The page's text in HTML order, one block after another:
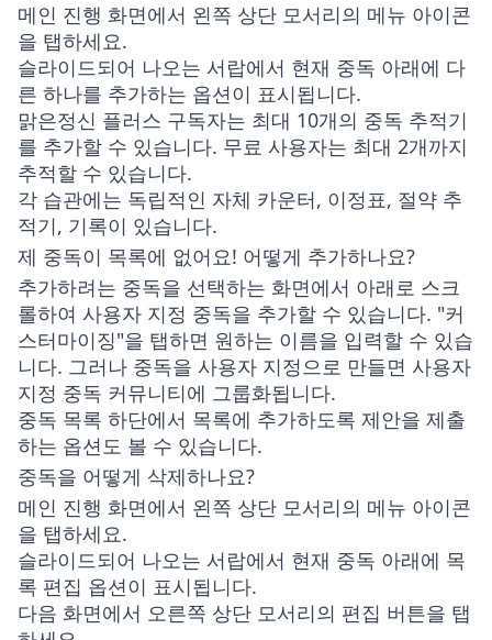
메인 진행 화면에서 왼쪽 상단 모서리의 메뉴 아이콘
을 탭하세요.
슬라이드되어 나오는 서랍에서 현재 중독 아래에 다
른 하나를 추가하는 옵션이 표시됩니다.
맑은정신 플러스 구독자는 최대 10개의 중독 추적기
를 추가할 수 있습니다. 무료 사용자는 최대 2개까지
추적할 수 있습니다.
각 습관에는 독립적인 자체 카운터, 이정표, 절약 추
적기, 기록이 있습니다.
제 중독이 목록에 없어요! 어떻게 추가하나요?
추가하려는 중독을 선택하는 화면에서 아래로 스크
롤하여 사용자 지정 중독을 추가할 수 있습니다. "커
스터마이징"을 탭하면 원하는 이름을 입력할 수 있습
니다. 그러나 중독을 사용자 지정으로 만들면 사용자
지정 중독 커뮤니티에 그룹화됩니다.
중독 목록 하단에서 목록에 추가하도록 제안을 제출
하는 옵션도 볼 수 있습니다.
중독을 어떻게 삭제하나요?
메인 진행 화면에서 왼쪽 상단 모서리의 메뉴 아이콘
을 탭하세요.
슬라이드되어 나오는 서랍에서 현재 중독 아래에 목
록 편집 옵션이 표시됩니다.
다음 화면에서 오른쪽 상단 모서리의 편집 버튼을 탭